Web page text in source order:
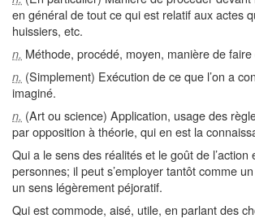
en général de tout ce qui est relatif aux actes
huissiers, etc.
n. Méthode, procédé, moyen, manière de
n. (Simplement) Exécution de ce que l’on a
imaginé.
n. (Art ou science) Application, usage des
par opposition à théorie, qui en est la
Qui a le sens des réalités et le goût de l’action
personnes; il peut s’employer tantôt comme
un sens légèrement péjoratif.
Qui est commode, aisé, utile, en parlant des